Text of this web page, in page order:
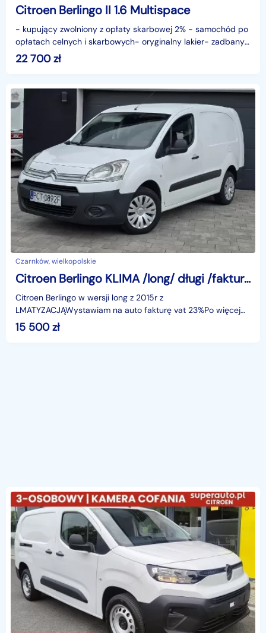
Citroen Berlingo II 1.6 Multispace
- kupujący zwolniony z opłaty skarbowej 2% - samochód po
opłatach celnych i skarbowych- oryginalny lakier- zadbany ,
godny poleceniaidentyfikator: AKL18JWTB
22 700zł
Czarnków, wielkopolskie
Citroen Berlingo KLIMA /long/ długi /faktura VAT 23% - 15500zł brutto !!
Citroen Berlingo w wersji long z 2015r z
LMATYZACJĄWystawiam na auto fakturę vat 23%Po więcej
informacji zapraszam do kontaktu telefonicznego666 - 401 -
733iden
15 500zł